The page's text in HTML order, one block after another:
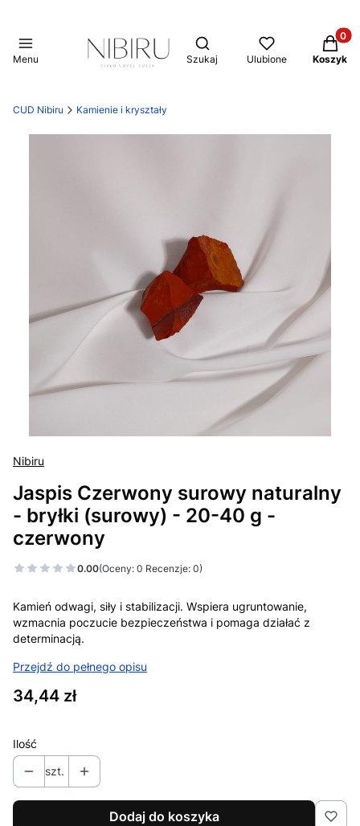
Menu
Otwórz wyszukiwarkę
Szukaj Ulubione Koszyk
CUD Nibiru Kamienie i kryształy
Nibiru
Jaspis Czerwony surowy naturalny
- bryłki (surowy) - 20-40 g -
czerwony
0.00(Oceny: 0 Recenzje: 0)
Kamień odwagi, siły i stabilizacji. Wspiera ugruntowanie,
wzmacnia poczucie bezpieczeństwa i pomaga działać z
determinacją.
Przejdź do pełnego opisu
Cena
34,44 zł
Ilość
szt.
Dodaj do koszyka